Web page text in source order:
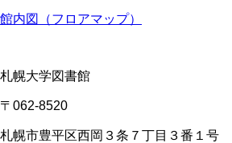
館内図（フロアマップ）
札幌大学図書館
〒062-8520
札幌市豊平区西岡３条７丁目３番１号